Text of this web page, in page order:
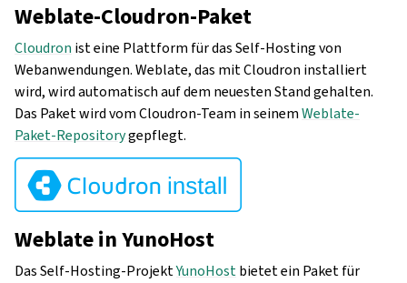
Weblate-Cloudron-Paket
Cloudron ist eine Plattform für das Self-Hosting von
Webanwendungen. Weblate, das mit Cloudron installiert
wird, wird automatisch auf dem neuesten Stand gehalten.
Das Paket wird vom Cloudron-Team in seinemWeblate-
Paket-Repositorygepflegt.
Weblate in YunoHost
Das Self-Hosting-ProjektYunoHostbietet ein Paket für